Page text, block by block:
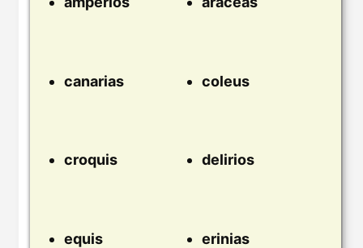
canarias coleus
croquis delirios
equis erinias